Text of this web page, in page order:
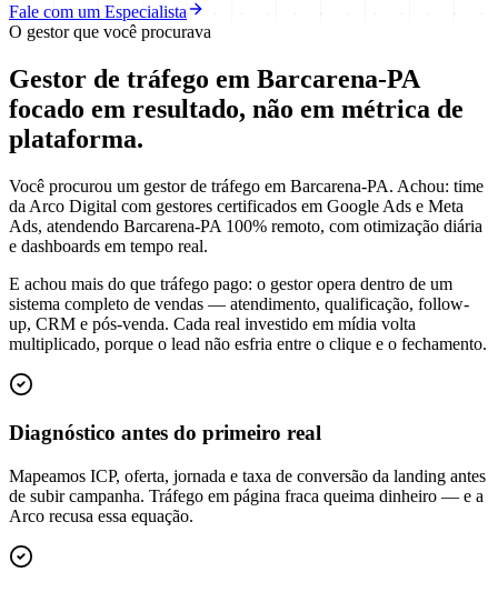
Fale com um Especialista
O gestor que você procurava
Gestor de tráfego em Barcarena-PA
focado em resultado, não em métrica de
plataforma.
Você procurou um gestor de tráfego em Barcarena-PA. Achou: time
da Arco Digital com gestores certificados em Google Ads e Meta
Ads, atendendo Barcarena-PA 100% remoto, com otimização diária
e dashboards em tempo real.
E achou mais do que tráfego pago: o gestor opera dentro de um
sistema completo de vendas — atendimento, qualificação, follow-
up, CRM e pós-venda. Cada real investido em mídia volta
multiplicado, porque o lead não esfria entre o clique e o fechamento.
Diagnóstico antes do primeiro real
Mapeamos ICP, oferta, jornada e taxa de conversão da landing antes
de subir campanha. Tráfego em página fraca queima dinheiro — e a
Arco recusa essa equação.